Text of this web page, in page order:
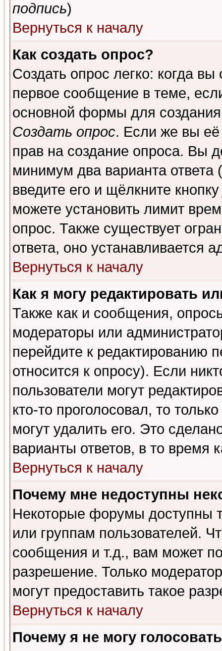
подпись)
Вернуться к началу
Как создать опрос?
Создать опрос легко: когда
первое сообщение в теме,
основной формы для
Создать опрос. Если же вы её
прав на создание опроса. Вы
минимум два варианта ответа
введите его и щёлкните
можете установить лимит
опрос. Также существует
ответа, оно устанавливается
Вернуться к началу
Как я могу редактировать
Также как и сообщения,
модераторы или
перейдите к редактированию
относится к опросу). Если
пользователи могут
кто-то проголосовал, то
могут удалить его. Это
варианты ответов, в то время
Вернуться к началу
Почему мне недоступны
Некоторые форумы доступны
или группам пользователей.
сообщения и т.д., вам может
разрешение. Только
могут предоставить такое
Вернуться к началу
Почему я не могу